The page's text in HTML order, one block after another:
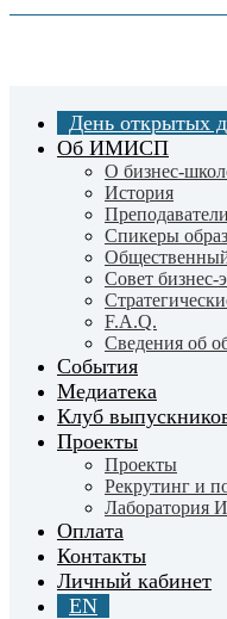
Skip
День открытых
Об ИМИСП
О бизнес-
История
Спикеры
Совет бизнес-
F.A.Q.
Сведения об
События
Медиатека
Клуб
Проекты
Проекты
Рекрутинг и
Лаборатория
Оплата
Контакты
Личный кабинет
EN